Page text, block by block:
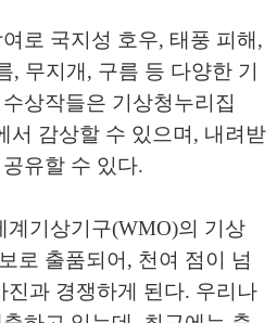
로 국지성 호우, 태풍 피해 ,
, 무지개 , 구름 등 다양한 기
상작들은 기상청누리집
서 감상할 수 있으며 , 내려받
유할 수 있다.
계기상기구(WMO)의 기상
로 출품되어 , 천여 점이 넘
진과 경쟁하게 된다. 우리나